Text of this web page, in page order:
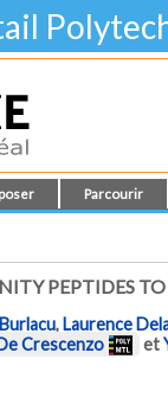
Parcourir
PEPTIDES
,Laurence
Crescenzo et